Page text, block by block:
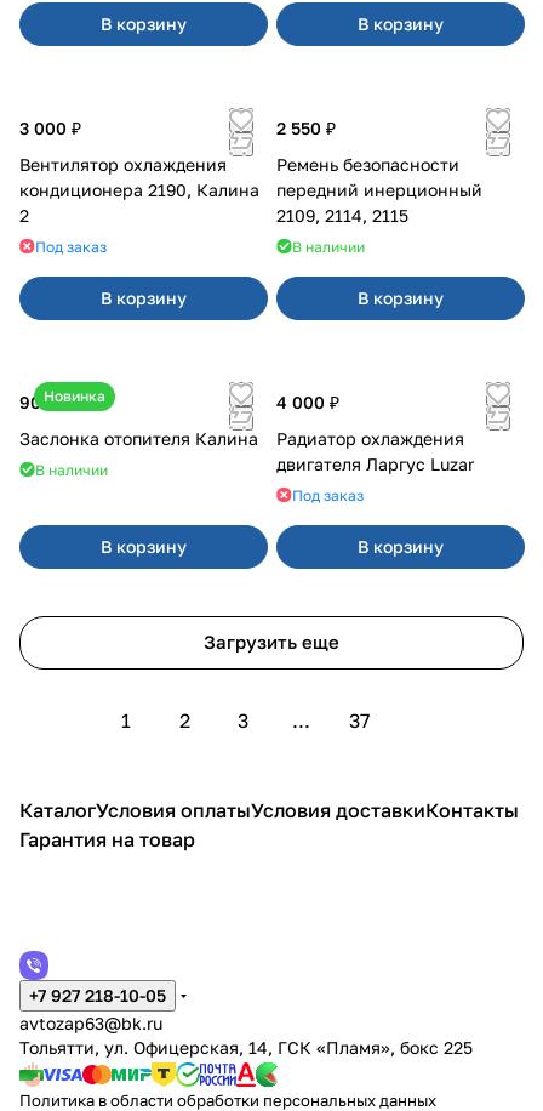
В корзину В корзину
3 000 ₽
Вентилятор охлаждения
кондиционера 2190, Калина
2
Под заказ
В корзину
2 550 ₽
Ремень безопасности
передний инерционный
2109, 2114, 2115
В наличии
В корзину
Новинка
900 ₽
Заслонка отопителя Калина
В наличии
В корзину
4 000 ₽
Радиатор охлаждения
двигателя Ларгус Luzar
Под заказ
В корзину
Загрузить еще
1 2 3 ... 37
КаталогУсловия оплатыУсловия доставкиКонтакты
Гарантия на товар
+7 927 218-10-05
avtozap63@bk.ru
Тольятти, ул. Офицерская, 14, ГСК «Пламя», бокс 225
Политика в области обработки персональных данных